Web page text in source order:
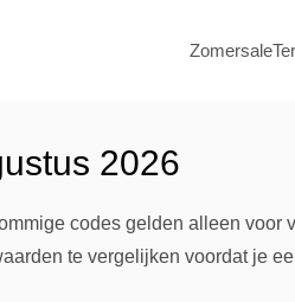
Zomersale
2026
codes gelden alleen voor
te vergelijken voordat je